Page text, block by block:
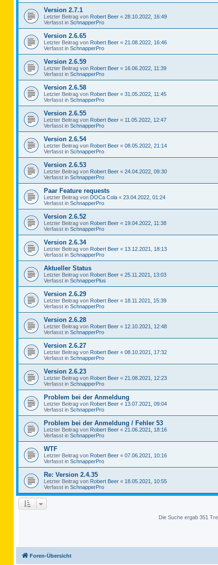
Version 2.7.1
Letzter Beitrag von Robert Beer « 28.10.2022, 16:49
Verfasst in SchnapperPro
Version 2.6.65
Letzter Beitrag von Robert Beer « 21.08.2022, 16:46
Verfasst in SchnapperPro
Version 2.6.59
Letzter Beitrag von Robert Beer « 16.06.2022, 11:39
Verfasst in SchnapperPro
Version 2.6.58
Letzter Beitrag von Robert Beer « 31.05.2022, 11:45
Verfasst in SchnapperPro
Version 2.6.55
Letzter Beitrag von Robert Beer « 11.05.2022, 12:47
Verfasst in SchnapperPro
Version 2.6.54
Letzter Beitrag von Robert Beer « 08.05.2022, 21:14
Verfasst in SchnapperPro
Version 2.6.53
Letzter Beitrag von Robert Beer « 24.04.2022, 09:30
Verfasst in SchnapperPro
Paar Feature requests
Letzter Beitrag von DOCa Cola « 23.04.2022, 01:24
Verfasst in SchnapperPro
Version 2.6.52
Letzter Beitrag von Robert Beer « 19.04.2022, 11:38
Verfasst in SchnapperPro
Version 2.6.34
Letzter Beitrag von Robert Beer « 13.12.2021, 18:13
Verfasst in SchnapperPro
Aktueller Status
Letzter Beitrag von Robert Beer « 25.11.2021, 13:03
Verfasst in SchnapperPlus
Version 2.6.29
Letzter Beitrag von Robert Beer « 18.11.2021, 15:39
Verfasst in SchnapperPro
Version 2.6.28
Letzter Beitrag von Robert Beer « 12.10.2021, 12:48
Verfasst in SchnapperPro
Version 2.6.27
Letzter Beitrag von Robert Beer « 08.10.2021, 17:32
Verfasst in SchnapperPro
Version 2.6.23
Letzter Beitrag von Robert Beer « 21.08.2021, 12:23
Verfasst in SchnapperPro
Problem bei der Anmeldung
Letzter Beitrag von Robert Beer « 13.07.2021, 09:04
Verfasst in SchnapperPro
Problem bei der Anmeldung / Fehler 53
Letzter Beitrag von Robert Beer « 21.06.2021, 18:16
Verfasst in SchnapperPro
WTF
Letzter Beitrag von Robert Beer « 07.06.2021, 10:16
Verfasst in SchnapperPro
Re: Version 2.4.35
Letzter Beitrag von Robert Beer « 18.05.2021, 10:55
Verfasst in SchnapperPro
Die Suche ergab 351
Foren-Übersicht